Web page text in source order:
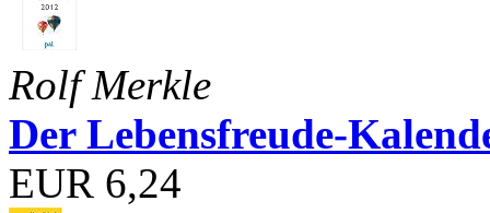
Rolf Merkle
Der Lebensfreude-
EUR 6,24